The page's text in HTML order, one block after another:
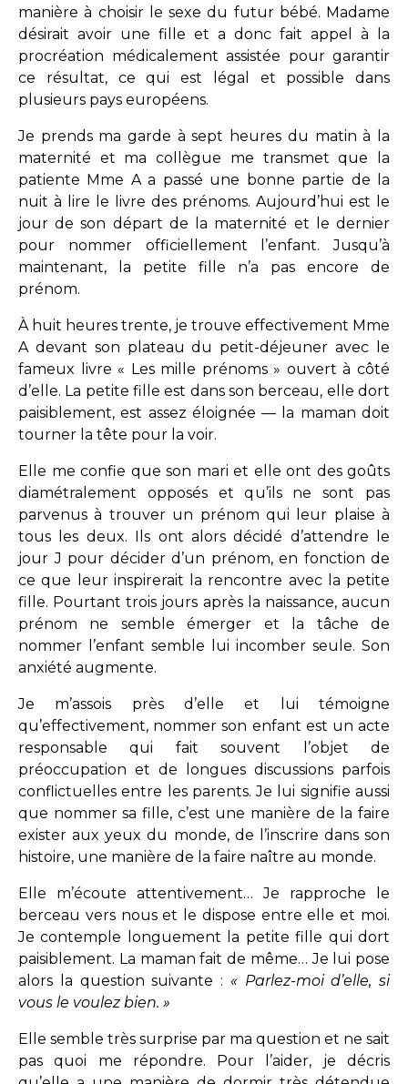
manière à choisir le sexe du futur bébé. Madame
désirait avoir une fille et a donc fait appel à la
procréation médicalement assistée pour garantir
ce résultat, ce qui est légal et possible dans
plusieurs pays européens.
Je prends ma garde à sept heures du matin à la
maternité et ma collègue me transmet que la
patiente Mme A a passé une bonne partie de la
nuit à lire le livre des prénoms. Aujourd’hui est le
jour de son départ de la maternité et le dernier
pour nommer officiellement l’enfant. Jusqu’à
maintenant, la petite fille n’a pas encore de
prénom.
À huit heures trente, je trouve effectivement Mme
A devant son plateau du petit-déjeuner avec le
fameux livre « Les mille prénoms » ouvert à côté
d’elle. La petite fille est dans son berceau, elle dort
paisiblement, est assez éloignée — la maman doit
tourner la tête pour la voir.
Elle me confie que son mari et elle ont des goûts
diamétralement opposés et qu’ils ne sont pas
parvenus à trouver un prénom qui leur plaise à
tous les deux. Ils ont alors décidé d’attendre le
jour J pour décider d’un prénom, en fonction de
ce que leur inspirerait la rencontre avec la petite
fille. Pourtant trois jours après la naissance, aucun
prénom ne semble émerger et la tâche de
nommer l’enfant semble lui incomber seule. Son
anxiété augmente.
Je m’assois près d’elle et lui témoigne
qu’effectivement, nommer son enfant est un acte
responsable qui fait souvent l’objet de
préoccupation et de longues discussions parfois
conflictuelles entre les parents. Je lui signifie aussi
que nommer sa fille, c’est une manière de la faire
exister aux yeux du monde, de l’inscrire dans son
histoire, une manière de la faire naître au monde.
Elle m’écoute attentivement… Je rapproche le
berceau vers nous et le dispose entre elle et moi.
Je contemple longuement la petite fille qui dort
paisiblement. La maman fait de même… Je lui pose
alors la question suivante : « Parlez-moi d’elle, si
vous le voulez bien. »
Elle semble très surprise par ma question et ne sait
pas quoi me répondre. Pour l’aider, je décris